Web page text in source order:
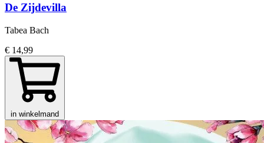
De Zijdevilla
Tabea Bach
€ 14,99
in winkelmand